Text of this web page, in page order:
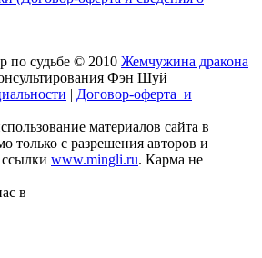
© 2010 Жемчужина дракона
Фэн Шуй
| Договор-оферта и
материалов сайта в
только с разрешения авторов и
www.mingli.ru. Карма не
в